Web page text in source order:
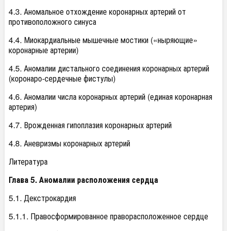
4.3. Аномальное отхождение коронарных артерий от
противоположного синуса
4.4. Миокардиальные мышечные мостики («ныряющие»
коронарные артерии)
4.5. Аномалии дистального соединения коронарных артерий
(коронаро-сердечные фистулы)
4.6. Аномалии числа коронарных артерий (единая коронарная
артерия)
4.7. Врожденная гипоплазия коронарных артерий
4.8. Аневризмы коронарных артерий
Литература
Глава 5. Аномалии расположения сердца
5.1. Декстрокардия
5.1.1. Правосформированное праворасположенное сердце